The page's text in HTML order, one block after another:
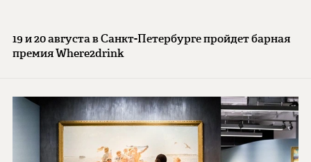
19 и 20 августа в Санкт-Петербурге пройдет барная
премия Where2drink